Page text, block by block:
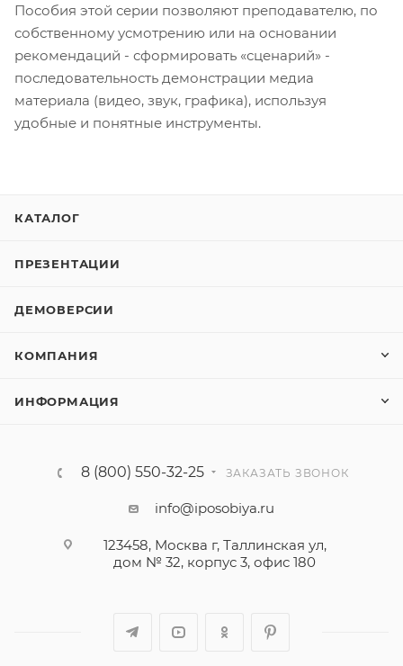
Пособия этой серии позволяют преподавателю, по
собственному усмотрению или на основании
рекомендаций - сформировать «сценарий» -
последовательность демонстрации медиа
материала (видео, звук, графика), используя
удобные и понятные инструменты.
КАТАЛОГ
ПРЕЗЕНТАЦИИ
ДЕМОВЕРСИИ
КОМПАНИЯ
ИНФОРМАЦИЯ
8 (800) 550-32-25 ЗАКАЗАТЬ ЗВОНОК
info@iposobiya.ru
123458, Москва г, Таллинская ул,
дом № 32, корпус 3, офис 180